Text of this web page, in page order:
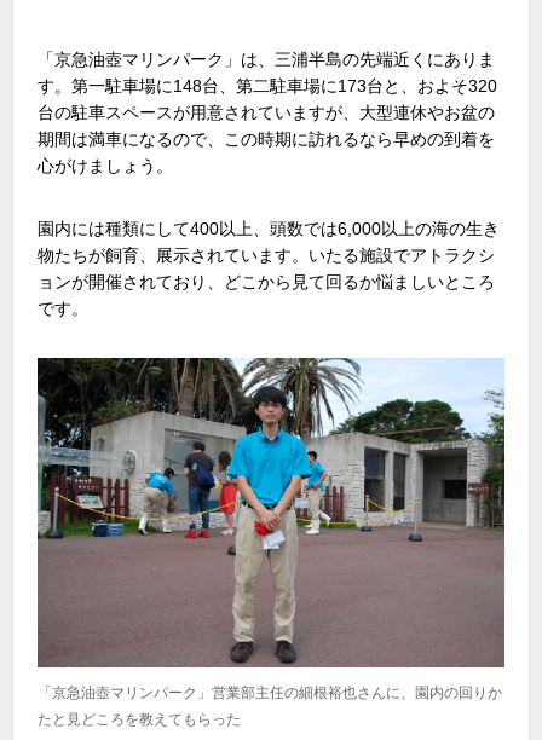
「京急油壺マリンパーク」は、三浦半島の先端近くにありま
す。第一駐車場に148台、第二駐車場に173台と、およそ320
台の駐車スペースが用意されていますが、大型連休やお盆の
期間は満車になるので、この時期に訪れるなら早めの到着を
心がけましょう。
園内には種類にして400以上、頭数では6,000以上の海の生き
物たちが飼育、展示されています。いたる施設でアトラクシ
ョンが開催されており、どこから見て回るか悩ましいところ
です。
「京急油壺マリンパーク」営業部主任の細根裕也さんに、園内の回りか
たと見どころを教えてもらった